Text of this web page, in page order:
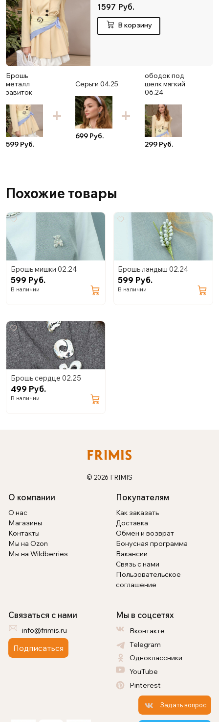
1597 Руб.
В корзину
Брошь
металл
завиток
599 Руб.
Серьги 04.25
699 Руб.
ободок под
шелк мягкий
06.24
299 Руб.
Похожие товары
Брошь мишки 02.24
599 Руб.
В наличии
Брошь ландыш 02.24
599 Руб.
В наличии
Брошь сердце 02.25
499 Руб.
В наличии
© 2026 FRIMIS
О компании
О нас
Магазины
Контакты
Мы на Ozon
Мы на Wildberries
Покупателям
Как заказать
Доставка
Обмен и возврат
Бонусная программа
Вакансии
Связь с нами
Пользовательское
соглашение
Связаться с нами
info@frimis.ru
Подписаться
Мы в соцсетях
Вконтакте
Telegram
Одноклассники
YouTube
Pinterest
Задать вопрос